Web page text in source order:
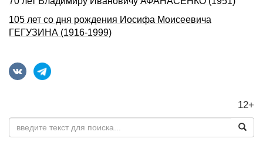
105 лет со дня pождения Иосифа Моисеевича
ГЕГУЗИHА (1916-1999)
12+